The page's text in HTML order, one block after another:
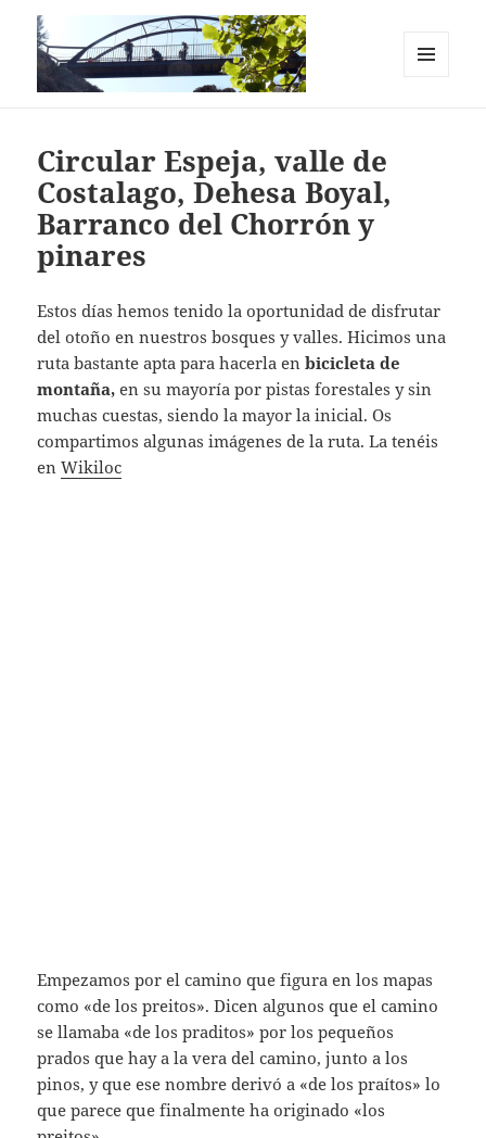
Lobos. La Chimenea de Soria I y II
Circular Espeja, valle de
Costalago, Dehesa Boyal,
Barranco del Chorrón y
pinares
Estos días hemos tenido la oportunidad de disfrutar
del otoño en nuestros bosques y valles. Hicimos una
ruta bastante apta para hacerla enbicicleta de
montaña, en su mayoría por pistas forestales y sin
muchas cuestas, siendo la mayor la inicial. Os
compartimos algunas imágenes de la ruta. La tenéis
enWikiloc
Empezamos por el camino que figura en los mapas
como «de los preitos». Dicen algunos que el camino
se llamaba «de los praditos» por los pequeños
prados que hay a la vera del camino, junto a los
pinos, y que ese nombre derivó a «de los praítos» lo
que parece que finalmente ha originado «los